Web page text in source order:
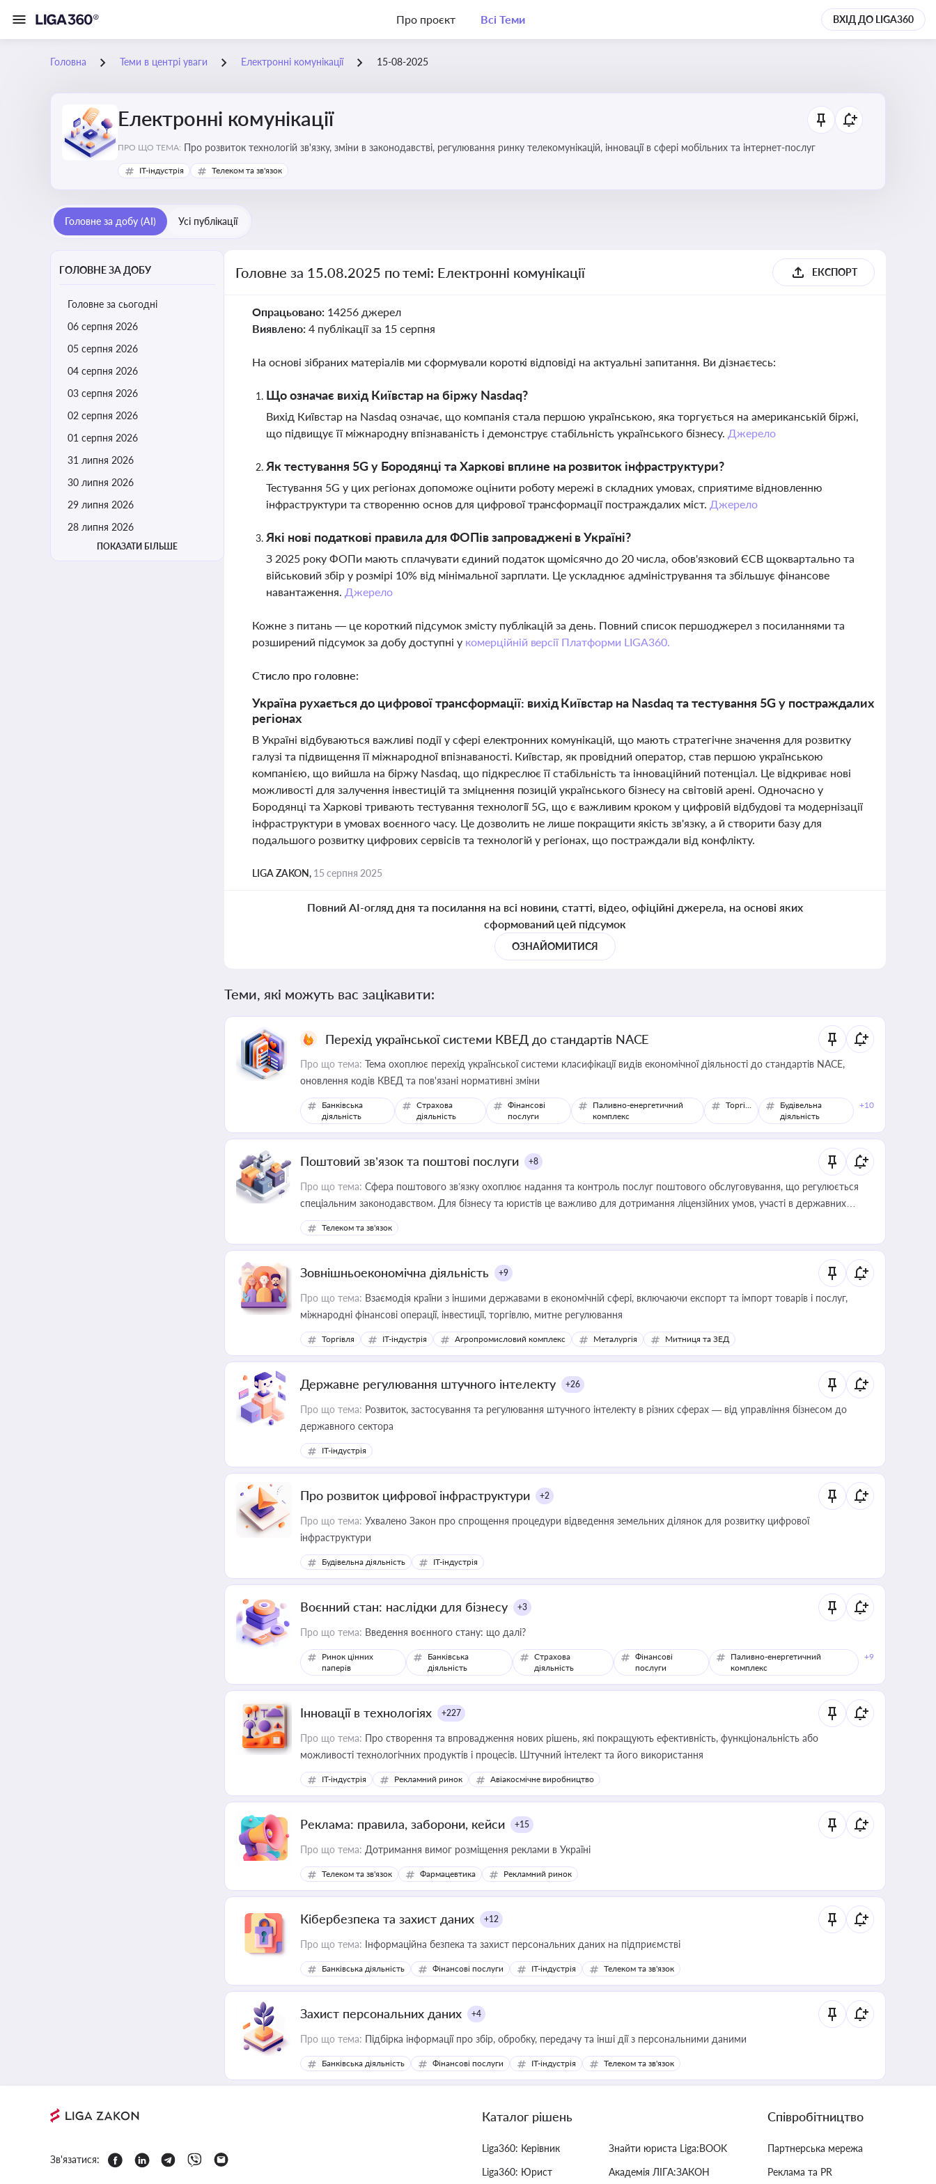
Про проєкт Всі Теми ВХІД ДО LIGA360
Головна Теми в центрі уваги Електронні комунікації 15-08-2025
Електронні комунікації
ПРО ЩО ТЕМА: Про розвиток технологій зв'язку, зміни в законодавстві, регулювання ринку телекомунікацій, інновації в сфері мобільних та інтернет-послуг
IT-індустрія Телеком та зв'язок
Головне за добу (AI) Усі публікації
ГОЛОВНЕ ЗА ДОБУ
Головне за сьогодні
06 серпня 2026
05 серпня 2026
04 серпня 2026
03 серпня 2026
02 серпня 2026
01 серпня 2026
31 липня 2026
30 липня 2026
29 липня 2026
28 липня 2026
ПОКАЗАТИ БІЛЬШЕ
Головне за 15.08.2025 по темі: Електронні комунікації ЕКСПОРТ
Опрацьовано: 14256 джерел
Виявлено: 4 публікації за 15 серпня
На основі зібраних матеріалів ми сформували короткі відповіді на актуальні запитання. Ви дізнаєтесь:
Що означає вихід Київстар на біржу Nasdaq?
Вихід Київстар на Nasdaq означає, що компанія стала першою українською, яка торгується на американській біржі,
що підвищує її міжнародну впізнаваність і демонструє стабільність українського бізнесу. Джерело
Як тестування 5G у Бородянці та Харкові вплине на розвиток інфраструктури?
Тестування 5G у цих регіонах допоможе оцінити роботу мережі в складних умовах, сприятиме відновленню
інфраструктури та створенню основ для цифрової трансформації постраждалих міст. Джерело
Які нові податкові правила для ФОПів запроваджені в Україні?
З 2025 року ФОПи мають сплачувати єдиний податок щомісячно до 20 числа, обов'язковий ЄСВ щоквартально та
військовий збір у розмірі 10% від мінімальної зарплати. Це ускладнює адміністрування та збільшує фінансове
навантаження. Джерело
Кожне з питань — це короткий підсумок змісту публікацій за день. Повний список першоджерел з посиланнями та
розширений підсумок за добу доступні у комерційній версії Платформи LIGA360.
Стисло про головне:
Україна рухається до цифрової трансформації: вихід Київстар на Nasdaq та тестування 5G у постраждалих
регіонах
В Україні відбуваються важливі події у сфері електронних комунікацій, що мають стратегічне значення для розвитку
галузі та підвищення її міжнародної впізнаваності. Київстар, як провідний оператор, став першою українською
компанією, що вийшла на біржу Nasdaq, що підкреслює її стабільність та інноваційний потенціал. Це відкриває нові
можливості для залучення інвестицій та зміцнення позицій українського бізнесу на світовій арені. Одночасно у
Бородянці та Харкові тривають тестування технології 5G, що є важливим кроком у цифровій відбудові та модернізації
інфраструктури в умовах воєнного часу. Це дозволить не лише покращити якість зв'язку, а й створити базу для
подальшого розвитку цифрових сервісів та технологій у регіонах, що постраждали від конфлікту.
LIGA ZAKON, 15 серпня 2025
Повний AI-огляд дня та посилання на всі новини, статті, відео, офіційні джерела, на основі яких
сформований цей підсумок
ОЗНАЙОМИТИСЯ
Теми, які можуть вас зацікавити:
Перехід української системи КВЕД до стандартів NACE
Про що тема: Тема охоплює перехід української системи класифікації видів економічної діяльності до стандартів NACE,
оновлення кодів КВЕД та пов'язані нормативні зміни
Банківська
діяльність
Страхова
діяльність
Фінансові
послуги
Паливно-енергетичний
комплекс
Торгівля
Будівельна
діяльність
+10
Поштовий зв’язок та поштові послуги +8
Про що тема: Сфера поштового зв’язку охоплює надання та контроль послуг поштового обслуговування, що регулюється
спеціальним законодавством. Для бізнесу та юристів це важливо для дотримання ліцензійних умов, участі в державних
реєстрах і забезпечення прав споживачів.
Телеком та зв'язок
Зовнішньоекономічна діяльність +9
Про що тема: Взаємодія країни з іншими державами в економічній сфері, включаючи експорт та імпорт товарів і послуг,
міжнародні фінансові операції, інвестиції, торгівлю, митне регулювання
Торгівля IT-індустрія Агропромисловий комплекс Металургія Митниця та ЗЕД
Державне регулювання штучного інтелекту +26
Про що тема: Розвиток, застосування та регулювання штучного інтелекту в різних сферах — від управління бізнесом до
державного сектора
IT-індустрія
Про розвиток цифрової інфраструктури +2
Про що тема: Ухвалено Закон про спрощення процедури відведення земельних ділянок для розвитку цифрової
інфраструктури
Будівельна діяльність IT-індустрія
Воєнний стан: наслідки для бізнесу +3
Про що тема: Введення воєнного стану: що далі?
Ринок цінних
паперів
Банківська
діяльність
Страхова
діяльність
Фінансові
послуги
Паливно-енергетичний
комплекс
+9
Інновації в технологіях +227
Про що тема: Про створення та впровадження нових рішень, які покращують ефективність, функціональність або
можливості технологічних продуктів і процесів. Штучний інтелект та його використання
IT-індустрія Рекламний ринок Авіакосмічне виробництво
Реклама: правила, заборони, кейси +15
Про що тема: Дотримання вимог розміщення реклами в Україні
Телеком та зв'язок Фармацевтика Рекламний ринок
Кібербезпека та захист даних +12
Про що тема: Інформаційна безпека та захист персональних даних на підприємстві
Банківська діяльність Фінансові послуги IT-індустрія Телеком та зв'язок
Захист персональних даних +4
Про що тема: Підбірка інформації про збір, обробку, передачу та інші дії з персональними даними
Банківська діяльність Фінансові послуги IT-індустрія Телеком та зв'язок
Зв'язатися:
Каталог рішень
Liga360: Керівник
Liga360: Юрист
Знайти юриста Liga:BOOK
Академія ЛІГА:ЗАКОН
Співробітництво
Партнерська мережа
Реклама та PR